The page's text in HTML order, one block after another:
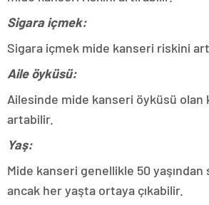
Sigara içmek:
Sigara içmek mide kanseri riskini
Aile öyküsü:
Ailesinde mide kanseri öyküsü olan
artabilir.
Yaş:
Mide kanseri genellikle 50
ancak her yaşta ortaya çıkabilir.